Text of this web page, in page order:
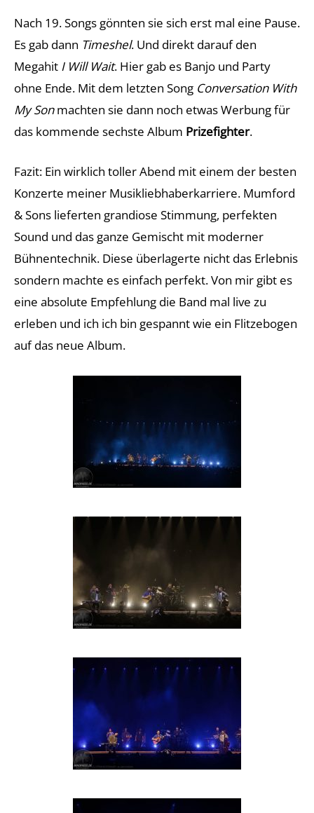
Nach 19. Songs gönnten sie sich erst mal eine Pause.
Es gab dann Timeshel. Und direkt darauf den
Megahit I Will Wait. Hier gab es Banjo und Party
ohne Ende. Mit dem letzten Song Conversation With
My Sonmachten sie dann noch etwas Werbung für
das kommende sechste Album Prizefighter.
Fazit: Ein wirklich toller Abend mit einem der besten
Konzerte meiner Musikliebhaberkarriere. Mumford
& Sons lieferten grandiose Stimmung, perfekten
Sound und das ganze Gemischt mit moderner
Bühnentechnik. Diese überlagerte nicht das Erlebnis
sondern machte es einfach perfekt. Von mir gibt es
eine absolute Empfehlung die Band mal live zu
erleben und ich ich bin gespannt wie ein Flitzebogen
auf das neue Album.